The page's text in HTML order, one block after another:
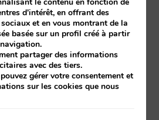
d'intérêt, en offrant des
et en vous montrant de la
basée sur un profil créé à partir
partager des informations
avec des tiers.
gérer votre consentement et
sur les cookies que nous